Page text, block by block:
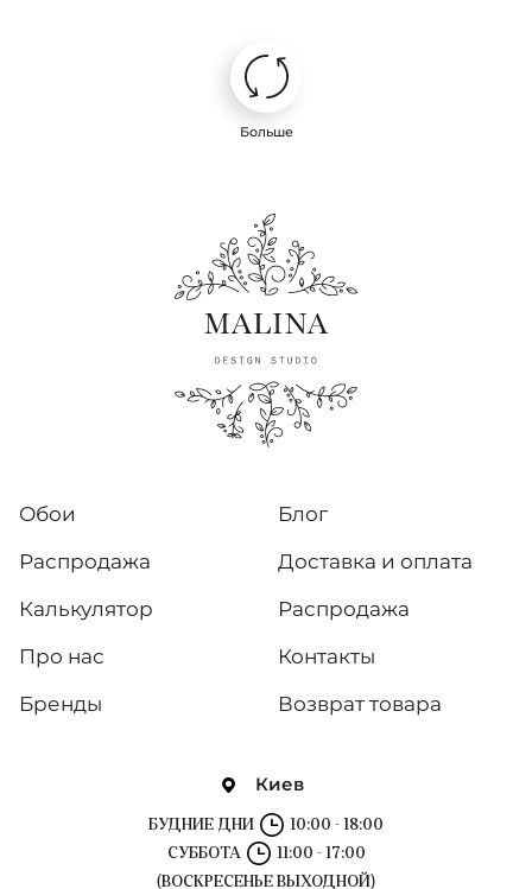
Больше
Киев
БУДНИЕ ДНИ
10:00 - 18:00
СУББОТА
11:00 - 17:00
(ВОСКРЕСЕНЬЕ ВЫХОДНОЙ)
Обои
Распродажа
Калькулятор
Про нас
Бренды
Блог
Доставка и оплата
Распродажа
Контакты
Возврат товара